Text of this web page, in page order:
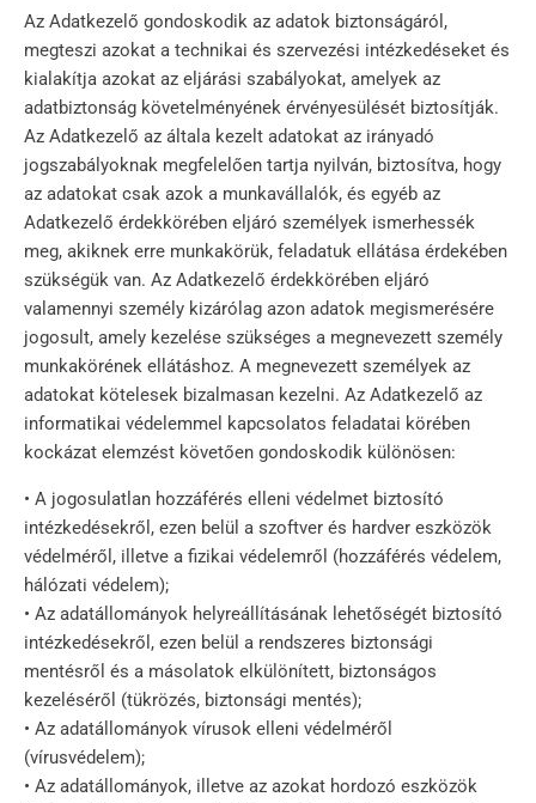
Az Adatkezelő gondoskodik az adatok biztonságáról,
megteszi azokat a technikai és szervezési intézkedéseket és
kialakítja azokat az eljárási szabályokat, amelyek az
adatbiztonság követelményének érvényesülését biztosítják.
Az Adatkezelő az általa kezelt adatokat az irányadó
jogszabályoknak megfelelően tartja nyilván, biztosítva, hogy
az adatokat csak azok a munkavállalók, és egyéb az
Adatkezelő érdekkörében eljáró személyek ismerhessék
meg, akiknek erre munkakörük, feladatuk ellátása érdekében
szükségük van. Az Adatkezelő érdekkörében eljáró
valamennyi személy kizárólag azon adatok megismerésére
jogosult, amely kezelése szükséges a megnevezett személy
munkakörének ellátáshoz. A megnevezett személyek az
adatokat kötelesek bizalmasan kezelni. Az Adatkezelő az
informatikai védelemmel kapcsolatos feladatai körében
kockázat elemzést követően gondoskodik különösen:
• A jogosulatlan hozzáférés elleni védelmet biztosító
intézkedésekről, ezen belül a szoftver és hardver eszközök
védelméről, illetve a fizikai védelemről (hozzáférés védelem,
hálózati védelem);
• Az adatállományok helyreállításának lehetőségét biztosító
intézkedésekről, ezen belül a rendszeres biztonsági
mentésről és a másolatok elkülönített, biztonságos
kezeléséről (tükrözés, biztonsági mentés);
• Az adatállományok vírusok elleni védelméről
(vírusvédelem);
• Az adatállományok, illetve az azokat hordozó eszközök